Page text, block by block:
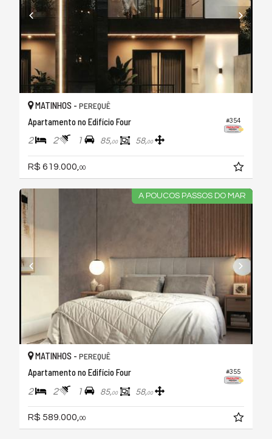
#354
MATINHOS - PEREQUÊ
Apartamento no Edifício Four
2 2 1 85,00 58,00
R$ 619.000, 00
A POUCOS PASSOS DO MAR
#355
MATINHOS - PEREQUÊ
Apartamento no Edifício Four
2 2 1 85,00 58,00
R$ 589.000,00